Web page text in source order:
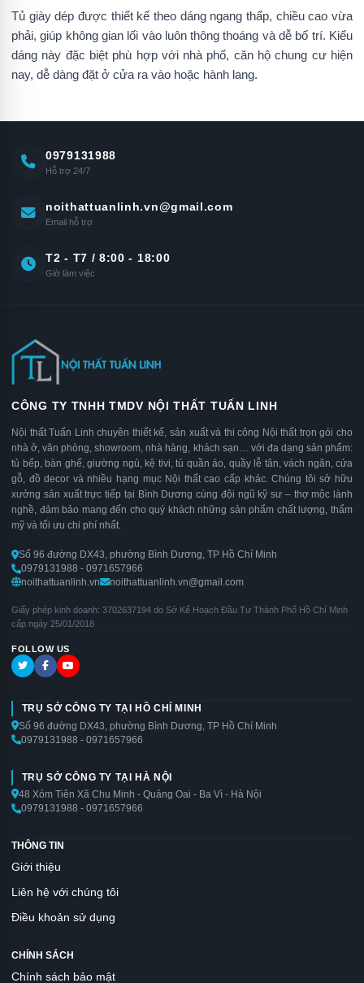
Tủ giày dép được thiết kế theo dáng ngang thấp, chiều cao vừa
phải, giúp không gian lối vào luôn thông thoáng và dễ bố trí. Kiểu
dáng này đặc biệt phù hợp với nhà phố, căn hộ chung cư hiện
nay, dễ dàng đặt ở cửa ra vào hoặc hành lang.
0979131988
Hỗ trợ 24/7
noithattuanlinh.vn@gmail.com
Email hỗ trợ
T2 - T7 / 8:00 - 18:00
Giờ làm việc
CÔNG TY TNHH TMDV NỘI THẤT TUẤN LINH
Nội thất Tuấn Linh chuyên thiết kế, sản xuất và thi công Nội thất trọn gói cho
nhà ở, văn phòng, showroom, nhà hàng, khách sạn… với đa dạng sản phẩm:
tủ bếp, bàn ghế, giường ngủ, kệ tivi, tủ quần áo, quầy lễ tân, vách ngăn, cửa
gỗ, đồ decor và nhiều hạng mục Nội thất cao cấp khác. Chúng tôi sở hữu
xưởng sản xuất trực tiếp tại Bình Dương cùng đội ngũ kỹ sư – thợ mộc lành
nghề, đảm bảo mang đến cho quý khách những sản phẩm chất lượng, thẩm
mỹ và tối ưu chi phí nhất.
Số 96 đường DX43, phường Bình Dương, TP Hồ Chí Minh
0979131988 - 0971657966
noithattuanlinh.vn
noithattuanlinh.vn@gmail.com
Giấy phép kinh doanh: 3702637194 do Sở Kế Hoạch Đầu Tư Thành Phố Hồ Chí Minh
cấp ngày 25/01/2018
FOLLOW US
TRỤ SỞ CÔNG TY TẠI HỒ CHÍ MINH
Số 96 đường DX43, phường Bình Dương, TP Hồ Chí Minh
0979131988 - 0971657966
TRỤ SỞ CÔNG TY TẠI HÀ NỘI
48 Xóm Tiên Xã Chu Minh - Quảng Oai - Ba Vì - Hà Nội
0979131988 - 0971657966
THÔNG TIN
Giới thiệu
Liên hệ với chúng tôi
Điều khoản sử dụng
CHÍNH SÁCH
Chính sách bảo mật